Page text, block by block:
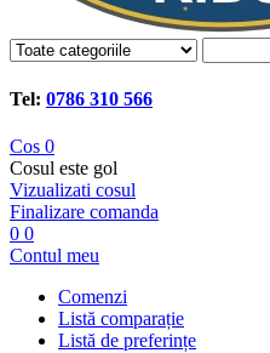
Tel: 0786 310 566
Cos 0
Cosul este gol
Vizualizati cosul
Finalizare comanda
0 0
Contul meu
Comenzi
Listă comparație
Listă de preferințe